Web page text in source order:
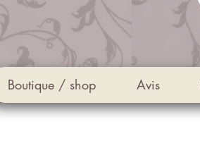
Boutique / shop Avis